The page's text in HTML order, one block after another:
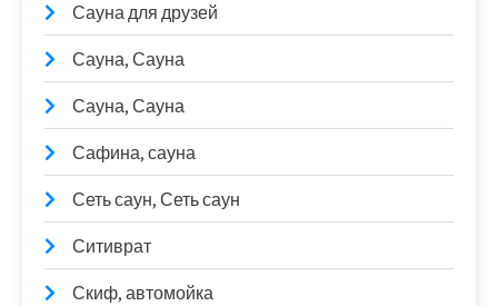
Сауна для друзей
Сауна, Сауна
Сауна, Сауна
Сафина, сауна
Сеть саун, Сеть саун
Ситиврат
Скиф, автомойка